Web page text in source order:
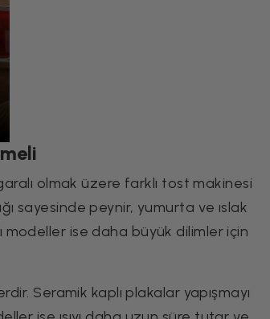
olmak üzere farklı tost makinesi
sayesinde peynir, yumurta ve ıslak
modeller ise daha büyük dilimler için
Seramik kaplı plakalar yapışmayı